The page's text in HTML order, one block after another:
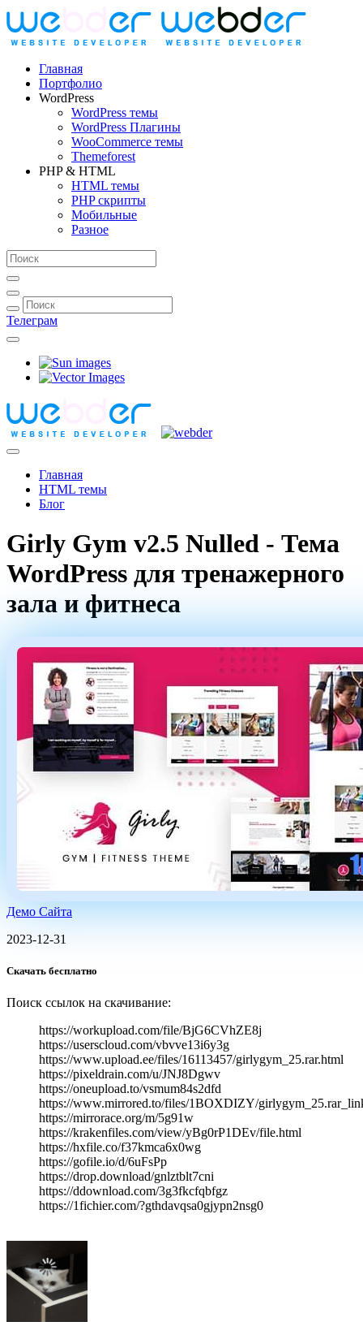
Главная
Портфолио
WordPress
WordPress темы
WordPress Плагины
WooCommerce темы
Themeforest
PHP & HTML
HTML темы
PHP скрипты
Мобильные
Разное
Телеграм
Главная
HTML темы
Блог
Girly Gym v2.5 Nulled - Тема
WordPress для тренажерного
зала и фитнеса
Демо Сайта
2023-12-31
Скачать бесплатно
Поиск ссылок на скачивание:
https://workupload.com/file/BjG6CVhZE8j
https://userscloud.com/vbvve13i6y3g
https://www.upload.ee/files/16113457/girlygym_25.rar.html
https://pixeldrain.com/u/JNJ8Dgwv
https://oneupload.to/vsmum84s2dfd
https://www.mirrored.to/files/1BOXDIZY/
https://mirrorace.org/m/5g91w
https://krakenfiles.com/view/yBg0rP1DEv/file.html
https://hxfile.co/f37kmca6x0wg
https://gofile.io/d/6uFsPp
https://drop.download/gnlztblt7cni
https://ddownload.com/3g3fkcfqbfgz
https://1fichier.com/?gthdavqsa0gjypn2nsg0